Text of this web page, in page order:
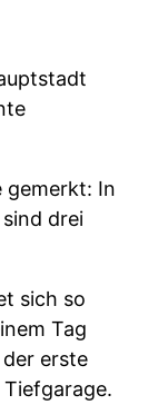
gemerkt: In
drei
sich so
Tag
erste